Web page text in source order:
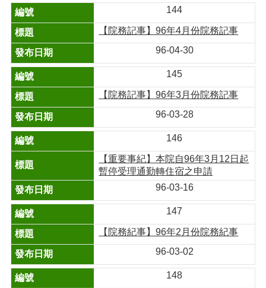
144
【院務記事】96年4月份院務記事
96-04-30
145
【院務記事】96年3月份院務記事
96-03-28
146
【重要事紀】本院自96年3月12日起
暫停受理通勤轉住宿之申請
96-03-16
147
【院務紀事】96年2月份院務紀事
96-03-02
148